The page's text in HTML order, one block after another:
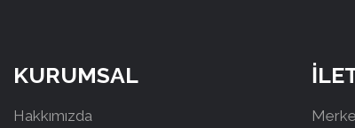
KURUMSAL
Hakkımızda